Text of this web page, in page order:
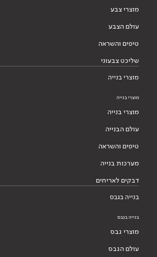
מוצרי צבע
עולם הצבע
טיפים והשראה
שליכט צבעוני
מוצרי בנייה
מוצרי בנייה
מוצרי בנייה
עולם הבנייה
טיפים והשראה
מערכות בנייה
דבקים לאריחים
בנייה בגבס
בנייה בגבס
מוצרי גבס
עולם הגבס